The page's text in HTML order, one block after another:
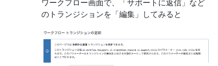
ワークフロー画面で、「サポートに返信」など
のトランジションを「編集」してみると